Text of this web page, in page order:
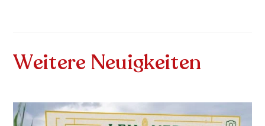
Weitere Neuigkeiten